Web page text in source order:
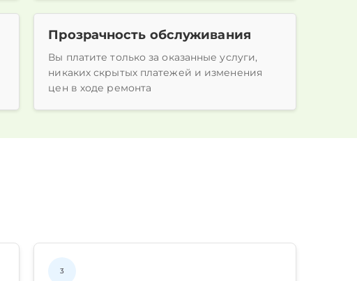
Прозрачность обслуживания
Вы платите только за оказанные услуги,
никаких скрытых платежей и изменения
цен в ходе ремонта
3